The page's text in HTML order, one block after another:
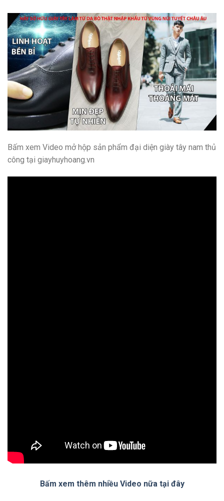
Bấm xem Video mở hộp sản phẩm đại diện giày tây nam thủ
công tại giayhuyhoang.vn
Bấm xem thêm nhiều Video nữa tại đây